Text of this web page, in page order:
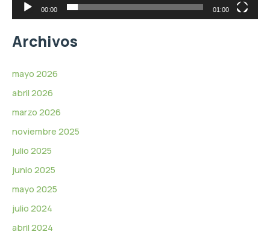
d
e
v
d
o
00:00 01:00
Archivos
mayo 2026
abril 2026
marzo 2026
noviembre 2025
julio 2025
junio 2025
mayo 2025
julio 2024
abril 2024